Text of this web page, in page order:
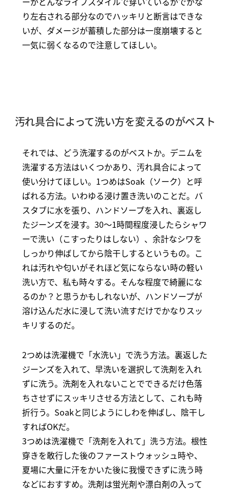
り左右される部分なのでハッキリと断言はできな
いが、ダメージが蓄積した部分は一度崩壊すると
一気に弱くなるので注意してほしい。
汚れ具合によって洗い方を変えるのがベスト
それでは、どう洗濯するのがベストか。デニムを
洗濯する方法はいくつかあり、汚れ具合によって
使い分けてほしい。1つめはSoak（ソーク）と呼
ばれる方法。いわゆる浸け置き洗いのことだ。バ
スタブに水を張り、ハンドソープを入れ、裏返し
たジーンズを浸す。30～1時間程度浸したらシャワ
ーで洗い（こすったりはしない）、余計なシワを
しっかり伸ばしてから陰干しするというもの。こ
れは汚れや匂いがそれほど気にならない時の軽い
洗い方で、私も時々する。そんな程度で綺麗にな
るのか？と思うかもしれないが、ハンドソープが
溶け込んだ水に浸して洗い流すだけでかなりスッ
キリするのだ。
2つめは洗濯機で「水洗い」で洗う方法。裏返した
ジーンズを入れて、早洗いを選択して洗剤を入れ
ずに洗う。洗剤を入れないことでできるだけ色落
ちさせずにスッキリさせる方法として、これも時
折行う。Soakと同じようにしわを伸ばし、陰干し
すればOKだ。
3つめは洗濯機で「洗剤を入れて」洗う方法。根性
穿きを敢行した後のファーストウォッシュ時や、
夏場に大量に汗をかいた後に我慢できずに洗う時
などにおすすめ。洗剤は蛍光剤や漂白剤の入って